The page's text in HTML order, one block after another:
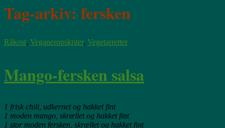
Tag-arkiv: fersken
Råkost, Veganeropskriter, Vegetarretter
Mango-fersken salsa
1 frisk chili, udkernet og hakket fint
1 moden mango, skrællet og hakket fint
1 stor moden fersken, skrællet og hakket fint